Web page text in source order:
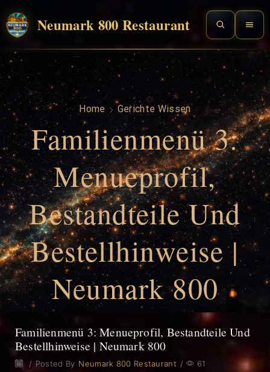
Neumark 800 Restaurant
Home Gerichte Wissen
Familienmenü 3:
Menueprofil,
Bestandteile Und
Bestellhinweise |
Neumark 800
Familienmenü 3: Menueprofil, Bestandteile Und
Bestellhinweise | Neumark 800
/ Posted By Neumark 800 Restaurant / 61